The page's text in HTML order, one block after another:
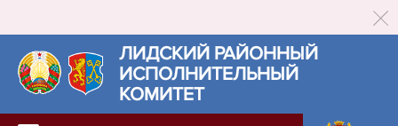
ЛИДСКИЙ РАЙОННЫЙ
ИСПОЛНИТЕЛЬНЫЙ
КОМИТЕТ